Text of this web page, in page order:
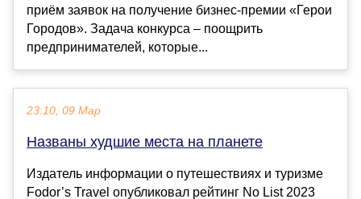
приём заявок на получение бизнес-премии «Герои
Городов». Задача конкурса – поощрить
предпринимателей, которые...
23:10, 09 Мар
Названы худшие места на планете
Издатель информации о путешествиях и туризме
Fodor’s Travel опубликовал рейтинг No List 2023